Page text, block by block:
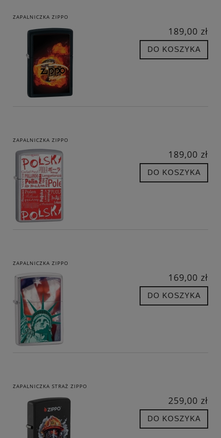
ZAPALNICZKA ZIPPO
189,00 zł
DO KOSZYKA
ZAPALNICZKA ZIPPO
189,00 zł
DO KOSZYKA
ZAPALNICZKA ZIPPO
169,00 zł
DO KOSZYKA
ZAPALNICZKA STRAŻ ZIPPO
259,00 zł
DO KOSZYKA